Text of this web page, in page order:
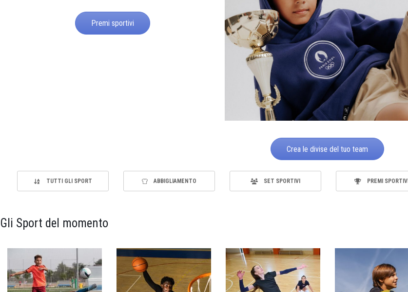
Premi sportivi
Crea le divise del tuo team
TUTTI GLI SPORT ABBIGLIAMENTO SET SPORTIVI PREMI SPORTIVI
Gli Sport del momento